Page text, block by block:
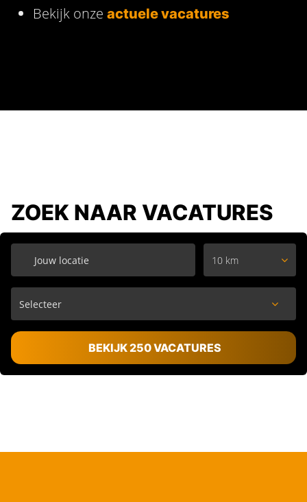
Bekijk onze actuele vacatures
ZOEK NAAR VACATURES
10 km
BEKIJK 250 VACATURES